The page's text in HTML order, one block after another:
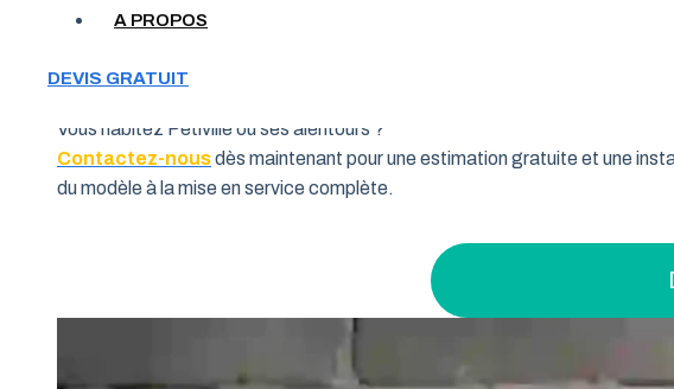
A PROPOS
DEVIS GRATUIT
Votre garage manque de place et vous cherchez une solution pratique
pourquoi de nombreux habitants de la région Normandie font confiance à
Vous habitez Petiville ou ses alentours ?
Contactez-nousdès maintenant pour une estimation gratuite et une
du modèle à la mise en service complète.